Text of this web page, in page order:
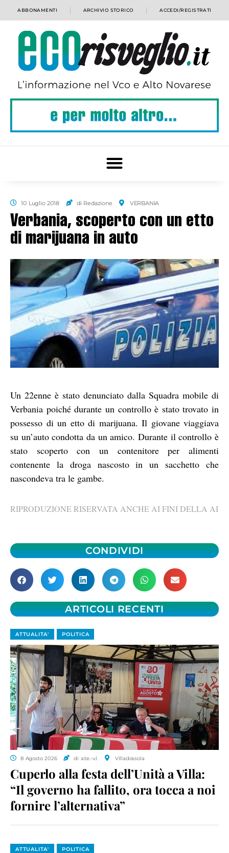
ABBONAMENTI ARCHIVIO STORICO ACCEDI/REGISTRATI
10 Luglio 2018 di Redazione VERBANIA
Verbania, scoperto con un etto
di marijuana in auto
Un 22enne è stato denunciato dalla Squadra mobile di
Verbania poiché durante un controllo è stato trovato in
possesso di un etto di marijuana. Il giovane viaggiava
su un’auto condotta da un amico. Durante il controllo è
stato scoperto con un contenitore per alimenti
contenente la droga nascosto in un sacchetto che
nascondeva tra le gambe.
RIPRODUZIONE RISERVATA ANCHE AI FINI DELLA AI
CONDIVIDI
ARTICOLI RECENTI
ATTUALITA' POLITICA
8 Agosto 2026 di a.te.-v.l. Villadossola
Cuperlo alla festa dell’Unità a Villa:
“Il governo ha fallito, ora tocca a noi
fornire l’alternativa”
ATTUALITA' POLITICA